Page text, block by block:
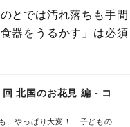
とでは汚れ落ちも手間
器をうるかす」は必須
国のお花見 編 - コ
、やっぱり大変！ 子どもの